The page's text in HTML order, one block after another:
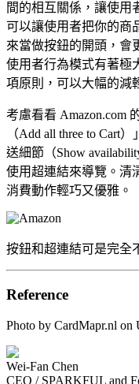
間的相互關係，讓使用
可以讓使用者把你的商
來當做按鈕的開頭，會
使用者行為模式有著極
項原則，可以大幅的減
考慮看看 Amazon.com
（Add all three to Cart
送細節（Show
使用超連結來導覽。清
消費動作輕巧又優雅。
按鈕和超連結可是完全
Reference
Photo by CardMapr.nl on
Wei-Fan Chen
CEO / SPARKFUL and